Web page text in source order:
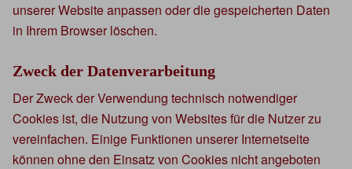
unserer Website anpassen oder die gespeicherten Daten
in Ihrem Browser löschen.
Zweck der Datenverarbeitung
Der Zweck der Verwendung technisch notwendiger
Cookies ist, die Nutzung von Websites für die Nutzer zu
vereinfachen. Einige Funktionen unserer Internetseite
können ohne den Einsatz von Cookies nicht angeboten